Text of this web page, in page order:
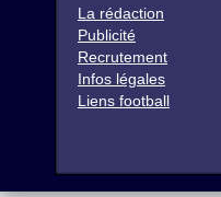
La rédaction
Publicité
Recrutement
Infos légales
Liens football